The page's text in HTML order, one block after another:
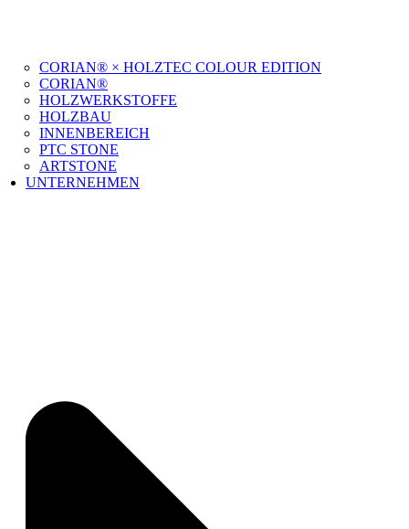
CORIAN® × HOLZTEC COLOUR EDITION
CORIAN®
HOLZWERKSTOFFE
HOLZBAU
INNENBEREICH
PTC STONE
ARTSTONE
UNTERNEHMEN